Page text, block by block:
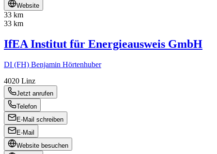
Website
33 km
33 km
IfEA Institut für Energieausweis GmbH
DI (FH) Benjamin Hörtenhuber
4020 Linz
Jetzt anrufen
Telefon
E-Mail schreiben
E-Mail
Website besuchen